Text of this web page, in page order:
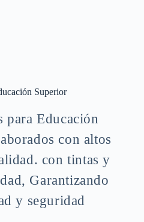
Superior
para Educación
con altos
con tintas y
Garantizando
y seguridad